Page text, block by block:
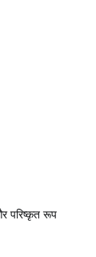
परिष्कृत रूप